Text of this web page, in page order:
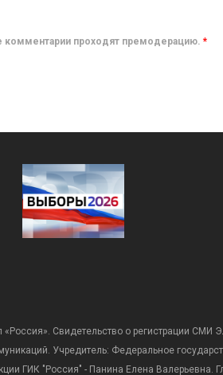
комментарии проходят премодерацию. *
Свидетельство о регистрации
Учредитель: Федеральное
ГИК "Россия" - Панина Елена Валерьевна.